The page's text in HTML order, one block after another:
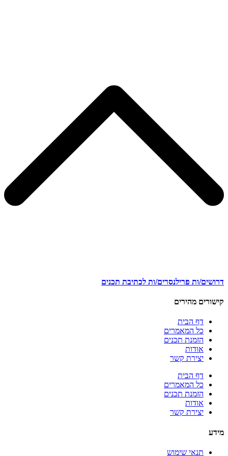
דרושים/ות פרילנסרים/ות לכתיבת תכנים
קישורים מהירים
דף הבית
כל המאמרים
הזמנת תכנים
אודות
יצירת קשר
דף הבית
כל המאמרים
הזמנת תכנים
אודות
יצירת קשר
מידע
תנאי שימוש